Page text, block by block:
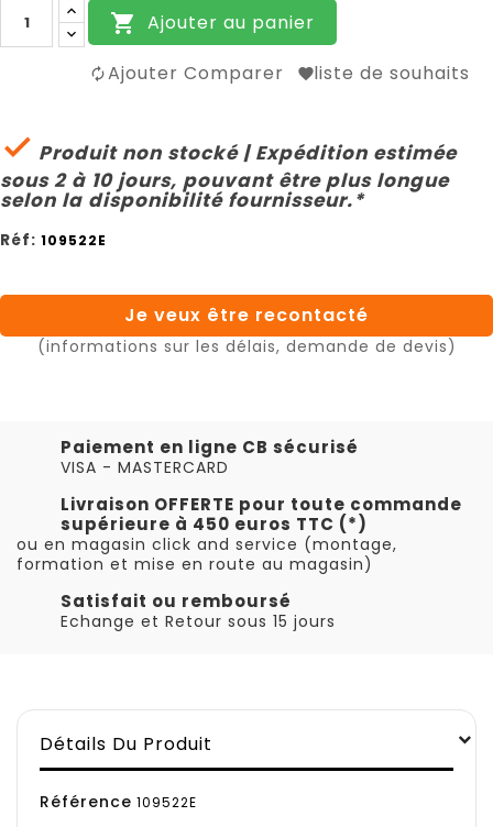
 Ajouter au panier
Ajouter Comparer liste de souhaits
 Produit non stocké | Expédition estimée
sous 2 à 10 jours, pouvant être plus longue
selon la disponibilité fournisseur.*
Réf: 109522E
Je veux être recontacté
(informations sur les délais, demande de devis)
Paiement en ligne CB sécurisé
VISA - MASTERCARD
Livraison OFFERTE pour toute commande
supérieure à 450 euros TTC (*)
ou en magasin click and service (montage,
formation et mise en route au magasin)
Satisfait ou remboursé
Echange et Retour sous 15 jours
Détails Du Produit
Référence 109522E